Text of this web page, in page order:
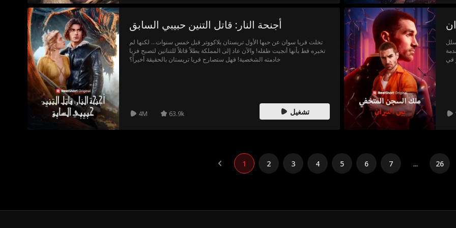
أجنحة النار: قاتل التنين حبيبي السابق
تخلت فريا سوان عن حبها الأول تريستان بلاكووتر قبل خمس سنوات... لكنها لم
تخبره قط بأنها أنجبت طفله! والآن عاد إلى المملكة بطلاً قاتلاً للتنانين لتصبح فريا
خادمته الشخصية! فهل ستصارح فريا تريستان بالحقيقة أخيراً؟
4M 63.9k تشغيل
في
1 2 3 4 5 6 7 ... 26